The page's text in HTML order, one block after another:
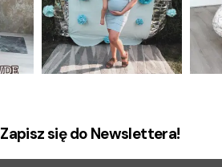
Zapisz się do Newslettera!